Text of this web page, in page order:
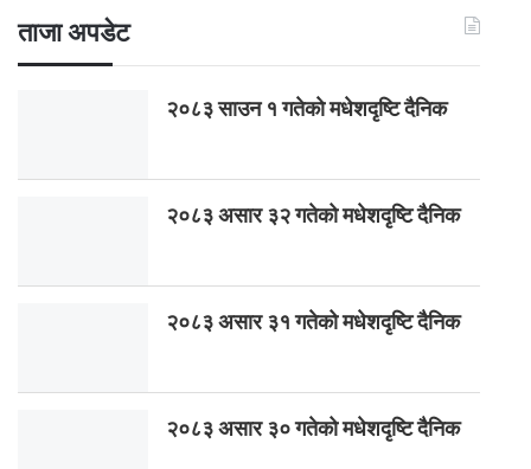
ताजा अपडेट
२०८३ साउन १ गतेकाे मधेशदृष्टि दैनिक
२०८३ असार ३२ गतेको मधेशदृष्टि दैनिक
२०८३ असार ३१ गतेको मधेशदृष्टि दैनिक
२०८३ असार ३० गतेको मधेशदृष्टि दैनिक